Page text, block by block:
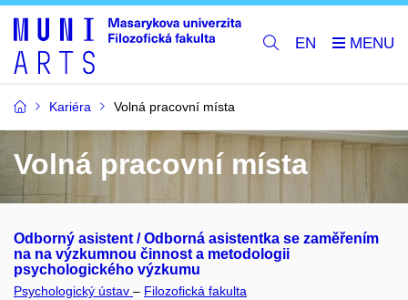
EN
Kariéra Volná pracovní místa
Volná pracovní místa
Odborný asistent / Odborná asistentka se zaměřením
na na výzkumnou činnost a metodologii
psychologického výzkumu
Psychologický ústav – Filozofická fakulta